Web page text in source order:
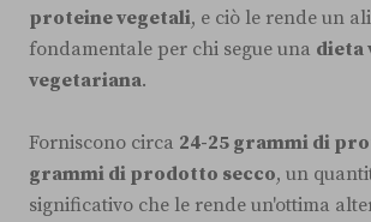
proteine vegetali, e ciò le rende un
fondamentale per chi segue una dieta
vegetariana.
Forniscono circa 24-25 grammi di
grammi di prodotto secco, un
significativo che le rende un'ottima